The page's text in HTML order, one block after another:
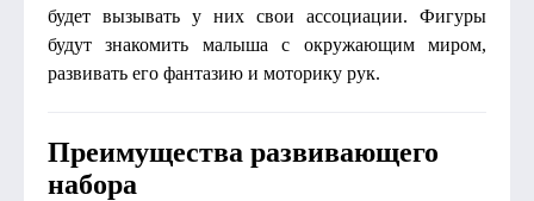
будет вызывать у них свои ассоциации. Фигуры
будут знакомить малыша с окружающим миром,
развивать его фантазию и моторику рук.
Преимущества развивающего
набора